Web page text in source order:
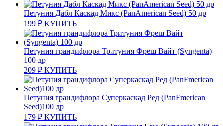
Петуния Дабл Каскад Микс (PanAmerican Seed) 50 др
199 ₽ КУПИТЬ
Петуния грандифлора Тритуния Фреш Вайт (Syngenta)
100 др
209 ₽ КУПИТЬ
Петуния грандифлора Суперкаскад Ред (PanFmerican
Seed)100 др
179 ₽ КУПИТЬ